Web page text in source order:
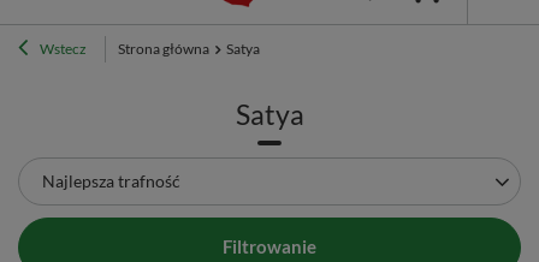
Wstecz Strona główna Satya
Satya
Zmień sortowanie
Najlepsza trafność
Filtrowanie